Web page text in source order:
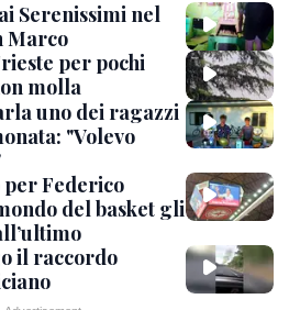
Serenissimi nel
Marco
per pochi
molla
uno dei ragazzi
"Volevo
Federico
del basket gli
il raccordo